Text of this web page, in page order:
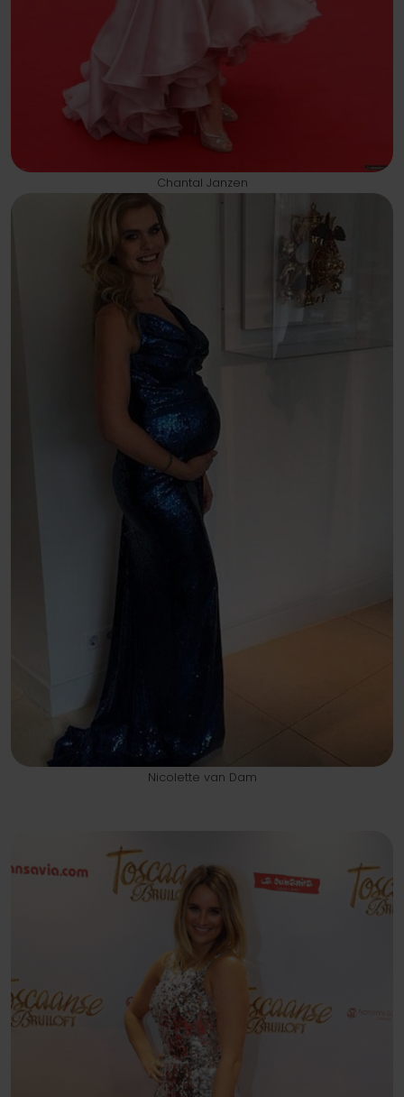
Chantal Janzen
Nicolette van Dam